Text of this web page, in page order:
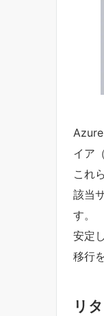
イア
これ
該当
す。
安定
移行
リ